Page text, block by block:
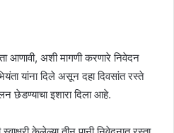
आणावी, अशी मागणी करणारे निवेदन
यांना दिले असून दहा दिवसांत रस्ते
छेडण्याचा इशारा दिला आहे.